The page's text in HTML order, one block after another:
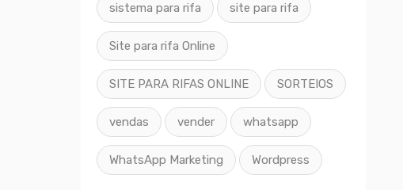
sistema para rifa site para rifa
Site para rifa Online
SITE PARA RIFAS ONLINE SORTEIOS
vendas vender whatsapp
WhatsApp Marketing Wordpress